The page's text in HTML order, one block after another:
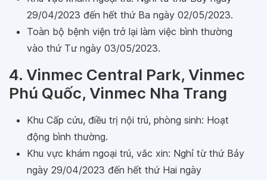
29/04/2023 đến hết thứ Ba ngày 02/05/2023.
Toàn bộ bệnh viện trở lại làm việc bình thường
vào thứ Tư ngày 03/05/2023.
4. Vinmec Central Park, Vinmec
Phú Quốc, Vinmec Nha Trang
Khu Cấp cứu, điều trị nội trú, phòng sinh: Hoạt
động bình thường.
Khu vực khám ngoại trú, vắc xin: Nghỉ từ thứ Bảy
ngày 29/04/2023 đến hết thứ Hai ngày